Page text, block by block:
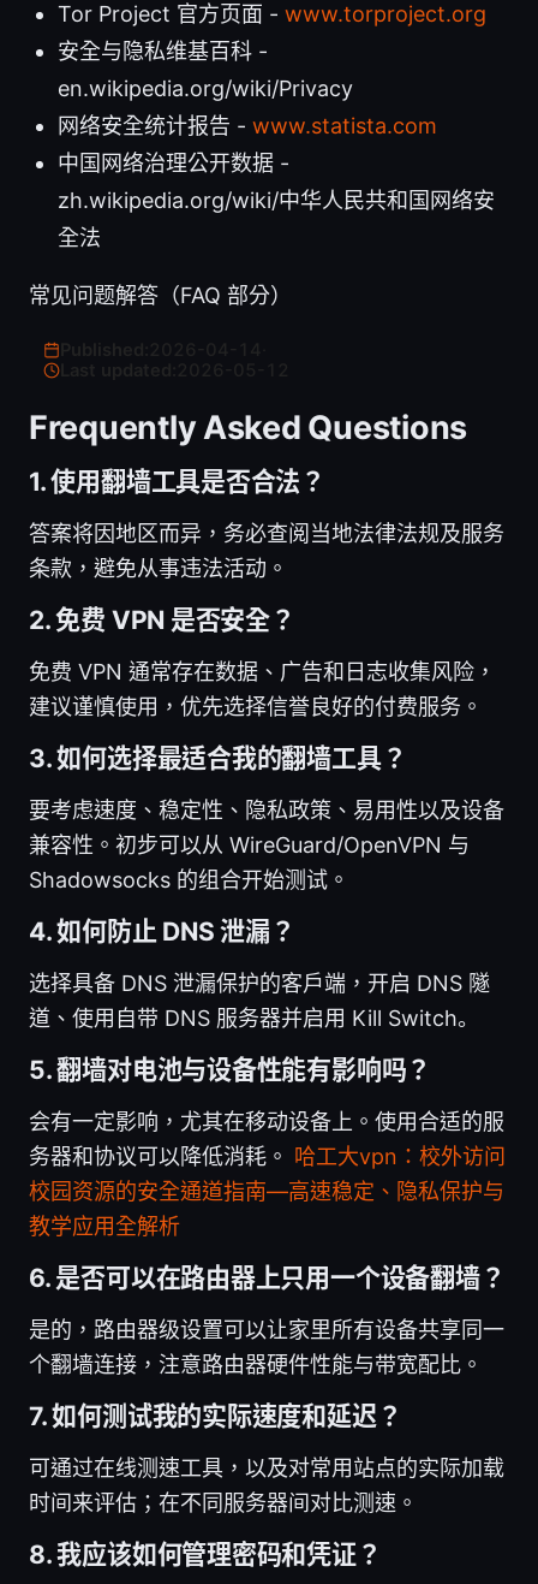
Tor Project 官方页面 - www.torproject.org
安全与隐私维基百科 -
en.wikipedia.org/wiki/Privacy
网络安全统计报告 - www.statista.com
中国网络治理公开数据 -
zh.wikipedia.org/wiki/中华人民共和国网络安
全法
常见问题解答（FAQ 部分）
Last updated:
Frequently Asked Questions
1. 使用翻墙工具是否合法？
答案将因地区而异，务必查阅当地法律法规及服务
条款，避免从事违法活动。
2. 免费 VPN 是否安全？
免费 VPN 通常存在数据、广告和日志收集风险，
建议谨慎使用，优先选择信誉良好的付费服务。
3. 如何选择最适合我的翻墙工具？
要考虑速度、稳定性、隐私政策、易用性以及设备
兼容性。初步可以从 WireGuard/OpenVPN 与
Shadowsocks 的组合开始测试。
4. 如何防止 DNS 泄漏？
选择具备 DNS 泄漏保护的客户端，开启 DNS 隧
道、使用自带 DNS 服务器并启用 Kill Switch。
5. 翻墙对电池与设备性能有影响吗？
会有一定影响，尤其在移动设备上。使用合适的服
务器和协议可以降低消耗。 哈工大vpn：校外访问
校园资源的安全通道指南—高速稳定、隐私保护与
教学应用全解析
6. 是否可以在路由器上只用一个设备翻墙？
是的，路由器级设置可以让家里所有设备共享同一
个翻墙连接，注意路由器硬件性能与带宽配比。
7. 如何测试我的实际速度和延迟？
可通过在线测速工具，以及对常用站点的实际加载
时间来评估；在不同服务器间对比测速。
8. 我应该如何管理密码和凭证？